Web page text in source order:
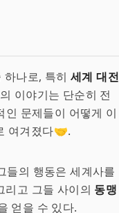
나로, 특히 세계 대전
이야기는 단순히 전
문제들이 어떻게 이
여겨졌다🤝.
들의 행동은 세계사를
리고 그들 사이의 동맹
얻을 수 있다.